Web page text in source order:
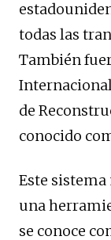
todas las
También
de
conocido
Este
una
se conoce